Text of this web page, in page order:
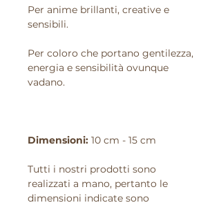
Per anime brillanti, creative e
sensibili.
Per coloro che portano gentilezza,
energia e sensibilità ovunque
vadano.
Dimensioni: 10 cm - 15 cm
Tutti i nostri prodotti sono
realizzati a mano, pertanto le
dimensioni indicate sono